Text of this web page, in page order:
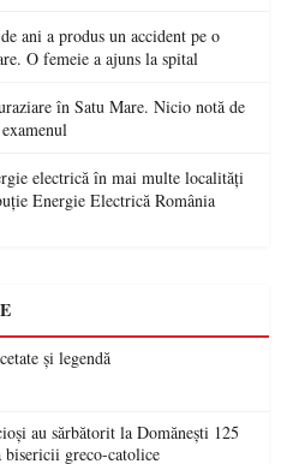
ani a produs un accident pe o
O femeie a ajuns la spital
în Satu Mare. Nicio notă de
electrică în mai multe localități
Energie Electrică România
cetate și legendă
au sărbătorit la Domănești 125
bisericii greco-catolice